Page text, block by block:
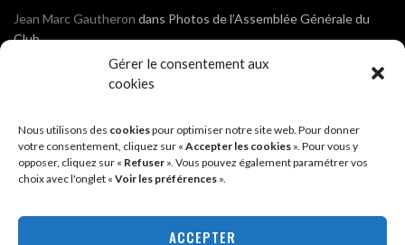
Gérer le consentement aux
cookies
Nous utilisons des cookiespour optimiser notre site web. Pour donner
votre consentement, cliquez sur « Accepter les cookies ». Pour vous y
opposer, cliquez sur « Refuser ». Vous pouvez également paramétrer vos
choix avec l'onglet « Voir les préférences ».
ACCEPTER
Jean Marc Gautheron dans Photos de l’Assemblée Générale du
Club
Photos de l’Assemblée Générale du Club
Sébastien dans Cyclocross de Brochon (21)
Breniauxdans Cyclocross de Brochon (21)